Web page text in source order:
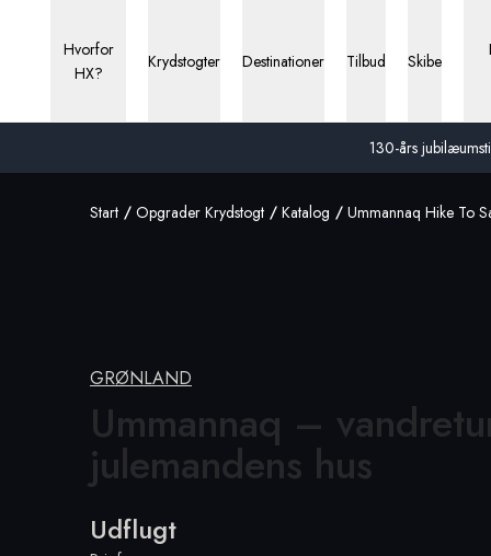
130-års
Hvorfor
HX?
Krydstogter Destinationer Tilbud Skibe
Start Opgrader Krydstogt Katalog Ummannaq Hike To
GRØNLAND
Ummannaq –
julemandens hus
Udflugt